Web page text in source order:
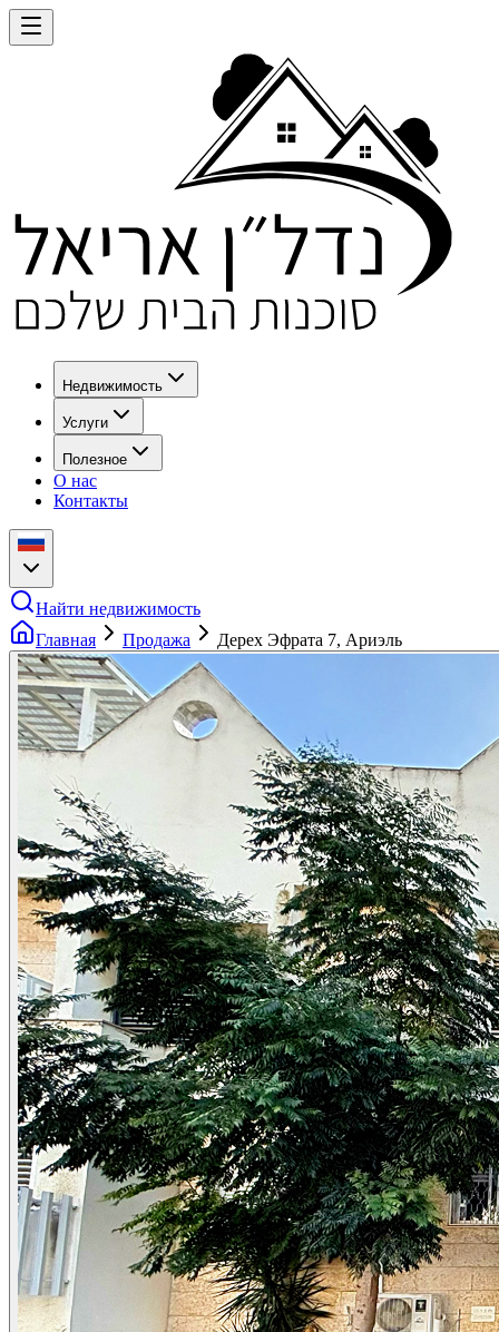
Недвижимость
Услуги
Полезное
О нас
Контакты
Найти недвижимость
Главная
Продажа Дерех Эфрата 7, Ариэль